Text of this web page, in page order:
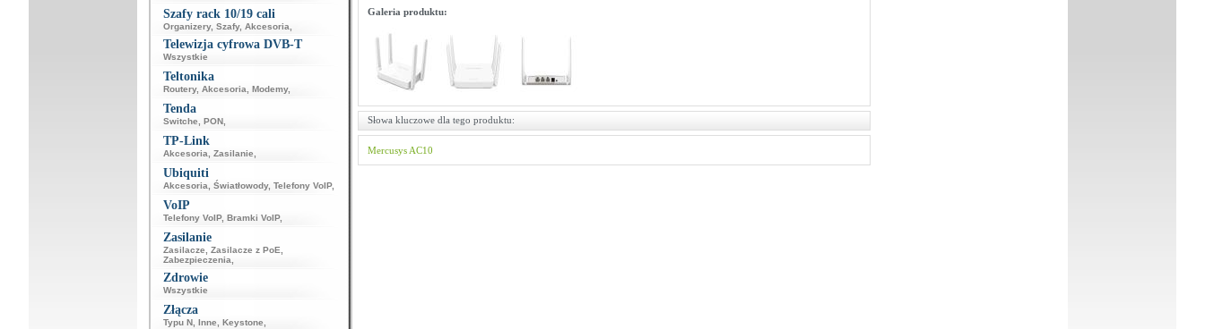
Szafy rack 10/19 cali
Organizery, Szafy, Akcesoria
Telewizja cyfrowa DVB-T
Wszystkie
Teltonika
Routery, Akcesoria Modemy,
Tenda
Switche PON,
TP-Link
Akcesoria Zasilanie
Ubiquiti
Akcesoria Światłowody, Telefony VoIP,
VoIP
Telefony VoIP, Bramki VoIP,
Zasilanie
Zasilacze Zasilacze z PoE
Zabezpieczenia
Zdrowie
Wszystkie
Złącza
Typu N, Inne Keystone
Galeria produktu:
Słowa kluczowe dla tego produktu:
Mercusys AC10